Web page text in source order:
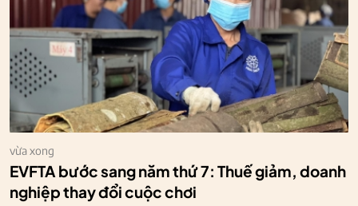
vừa xong
EVFTA bước sang năm thứ 7: Thuế giảm, doanh
nghiệp thay đổi cuộc chơi